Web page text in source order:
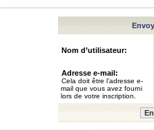
Nom d’utilisateur:
Adresse e-mail:
Cela doit être l’adresse e-
mail que vous avez fourni
lors de votre inscription.